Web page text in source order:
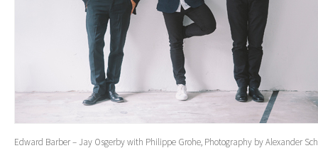
Edward Barber – Jay Osgerby with Philippe Grohe, Photography by Alexander